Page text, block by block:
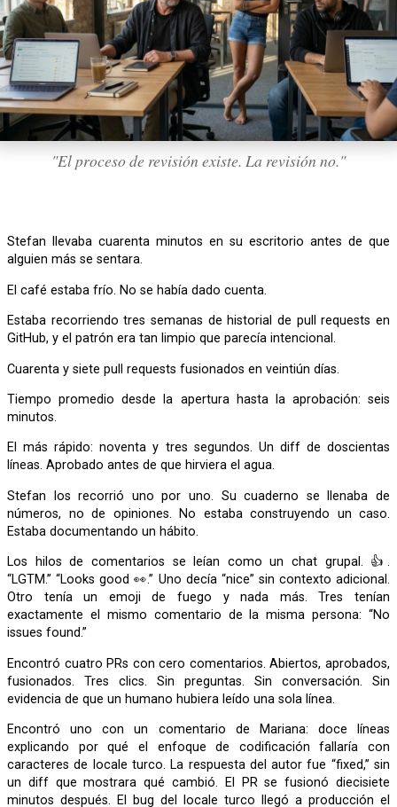
"El proceso de revisión existe. La revisión no."
Stefan llevaba cuarenta minutos en su escritorio antes de que
alguien más se sentara.
El café estaba frío. No se había dado cuenta.
Estaba recorriendo tres semanas de historial de pull requests en
GitHub, y el patrón era tan limpio que parecía intencional.
Cuarenta y siete pull requests fusionados en veintiún días.
Tiempo promedio desde la apertura hasta la aprobación: seis
minutos.
El más rápido: noventa y tres segundos. Un diff de doscientas
líneas. Aprobado antes de que hirviera el agua.
Stefan los recorrió uno por uno. Su cuaderno se llenaba de
números, no de opiniones. No estaba construyendo un caso.
Estaba documentando un hábito.
Los hilos de comentarios se leían como un chat grupal. 👍.
“LGTM.” “Looks good 👀.” Uno decía “nice” sin contexto adicional.
Otro tenía un emoji de fuego y nada más. Tres tenían
exactamente el mismo comentario de la misma persona: “No
issues found.”
Encontró cuatro PRs con cero comentarios. Abiertos, aprobados,
fusionados. Tres clics. Sin preguntas. Sin conversación. Sin
evidencia de que un humano hubiera leído una sola línea.
Encontró uno con un comentario de Mariana: doce líneas
explicando por qué el enfoque de codificación fallaría con
caracteres de locale turco. La respuesta del autor fue “fixed,” sin
un diff que mostrara qué cambió. El PR se fusionó diecisiete
minutos después. El bug del locale turco llegó a producción el